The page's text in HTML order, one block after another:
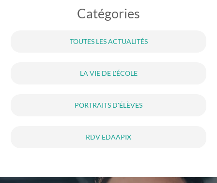
Catégories
TOUTES LES ACTUALITÉS
LA VIE DE L'ÉCOLE
PORTRAITS D'ÉLÈVES
RDV EDAAPIX